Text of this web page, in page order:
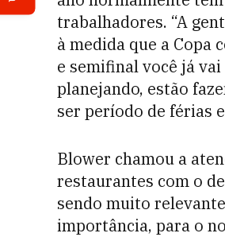
trabalhadores. “A
à medida que a Copa
e semifinal você já
planejando, estão
ser período de férias
Blower chamou a
restaurantes com o
sendo muito
importância, para o